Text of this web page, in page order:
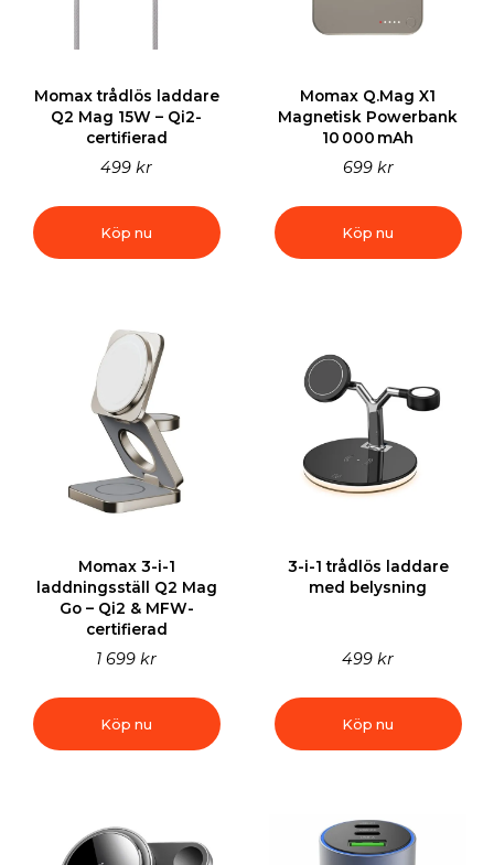
Momax trådlös laddare
Q2 Mag 15W – Qi2-
certifierad
499 kr
Köp nu
Momax Q.Mag X1
Magnetisk Powerbank
10 000 mAh
699 kr
Köp nu
Momax 3-i-1
laddningsställ Q2 Mag
Go – Qi2 & MFW-
certifierad
1 699 kr
Köp nu
3-i-1 trådlös laddare
med belysning
499 kr
Köp nu